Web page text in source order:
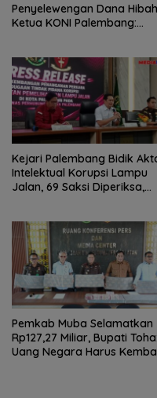
Penyelewengan Dana
Ketua KONI Palembang:
Kejari Palembang Bidik
Intelektual Korupsi Lampu
Jalan, 69 Saksi Diperiksa,
Pemkab Muba Selamatkan
Rp127,27 Miliar, Bupati Toha:
Uang Negara Harus